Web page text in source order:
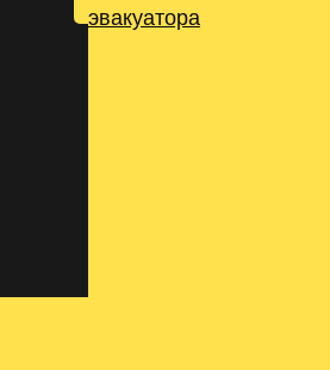
эвакуатора